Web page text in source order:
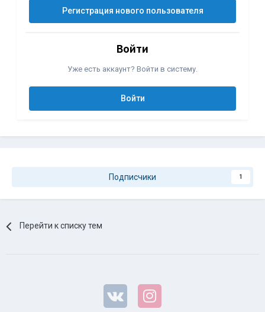
Регистрация нового пользователя
Войти
Уже есть аккаунт? Войти в систему.
Войти
Подписчики 1
Перейти к списку тем